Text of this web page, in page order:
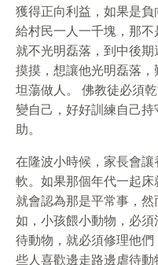
獲得正向利益，如果是負
給村民一人一千塊，那
就不光明磊落，到中後
摸摸，想讓他光明磊落
坦蕩做人。 佛教徒必須
變自己，好好訓練自己
助。
在隆波小時候，家長會
軟。如果那個年代一起床
就會認為那是平常事，
如，小孩餵小動物，必
待動物，就必須修理他
些人喜歡邊走路邊虐待